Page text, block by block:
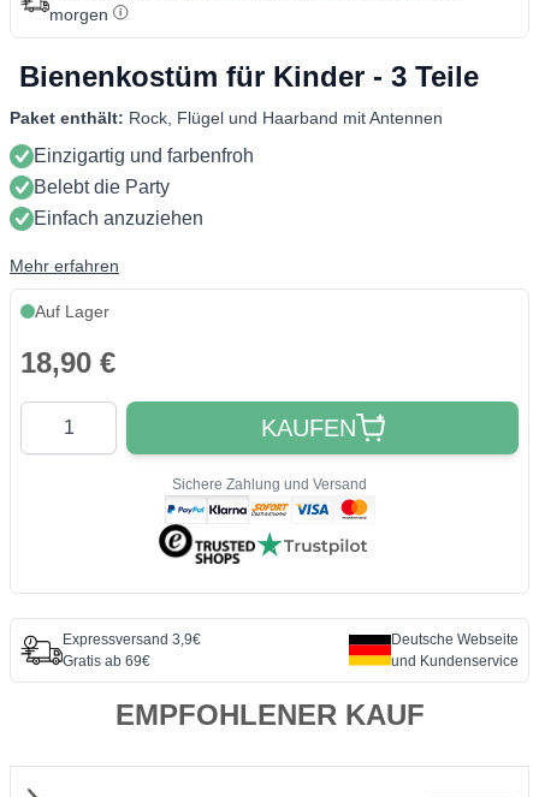
morgen
Bienenkostüm für Kinder - 3 Teile
Paket enthält: Rock, Flügel und Haarband mit Antennen
Einzigartig und farbenfroh
Belebt die Party
Einfach anzuziehen
Mehr erfahren
Auf Lager
18,90 €
Quantity
KAUFEN
Sichere Zahlung und Versand
Expressversand 3,9€
Gratis ab 69€
Deutsche Webseite
und Kundenservice
EMPFOHLENER KAUF